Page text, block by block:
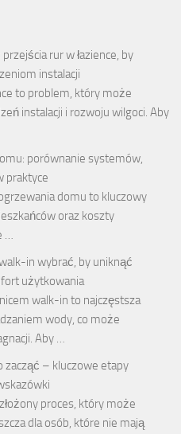
rur w łazience, by
instalacji
to problem, który może
instalacji i rozwoju wilgoci. Aby
porównanie systemów,
praktyce
domu to kluczowy
oraz koszty
…
in wybrać, by uniknąć
użytkowania
walk-in to najczęstsza
wody, co może
Aby …
zacząć – kluczowe etapy
proces, który może
dla osób, które nie mają